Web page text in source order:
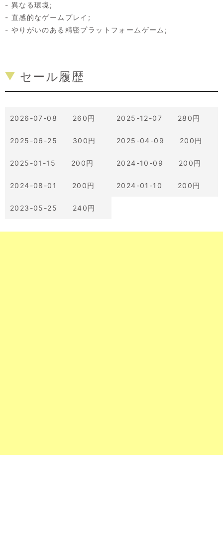
- 異なる環境;
- 直感的なゲームプレイ;
- やりがいのある精密プラットフォームゲーム;
セール履歴
2026-07-08 260円 2025-12-07 280円
2025-06-25 300円 2025-04-09 200円
2025-01-15 200円 2024-10-09 200円
2024-08-01 200円 2024-01-10 200円
2023-05-25 240円